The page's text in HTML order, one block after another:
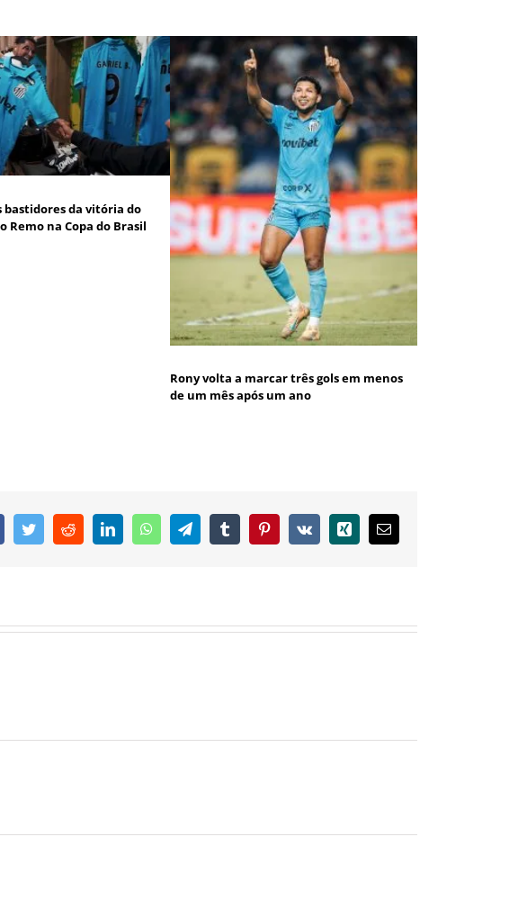
bastidores da vitória do
Remo na Copa do Brasil
Rony volta a marcar três gols em menos
de um mês após um ano
FacebookTwitterRedditLinkedInWhatsAppTelegramTumblr PinterestVk Xing
E-
mail